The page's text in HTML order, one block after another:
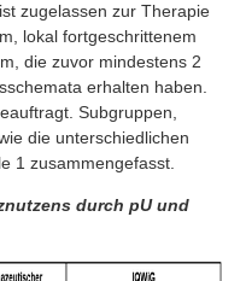
zugelassen zur Therapie
lokal fortgeschrittenem
die zuvor mindestens 2
erhalten haben.
Subgruppen,
die unterschiedlichen
1 zusammengefasst.
durch pU und